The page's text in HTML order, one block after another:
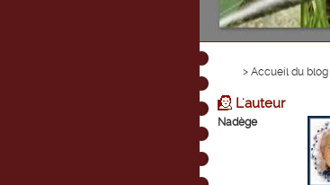
> Accueil du blog
L'auteur
Nadège